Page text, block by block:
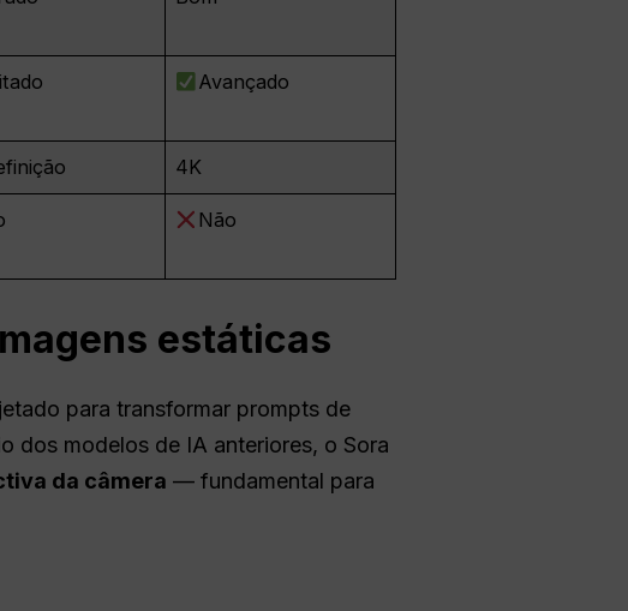
Avançado
4K
Não
estáticas
para transformar prompts de
dos modelos de IA anteriores, o Sora
da câmera — fundamental para